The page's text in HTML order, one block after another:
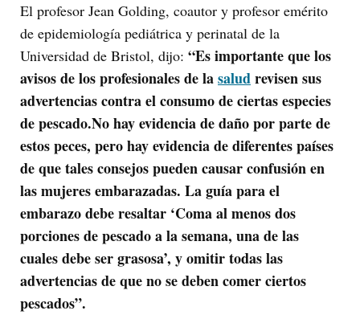
El profesor Jean Golding, coautor y profesor emérito
de epidemiología pediátrica y perinatal de la
Universidad de Bristol, dijo: “Es importante que los
avisos de los profesionales de lasaludrevisen sus
advertencias contra el consumo de ciertas especies
de pescado.No hay evidencia de daño por parte de
estos peces, pero hay evidencia de diferentes países
de que tales consejos pueden causar confusión en
las mujeres embarazadas. La guía para el
embarazo debe resaltar ‘Coma al menos dos
porciones de pescado a la semana, una de las
cuales debe ser grasosa’, y omitir todas las
advertencias de que no se deben comer ciertos
pescados”.